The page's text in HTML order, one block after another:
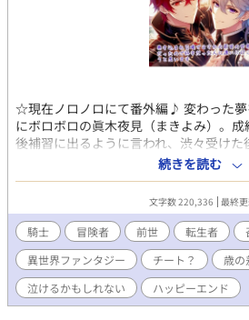
☆現在ノロノロにて番外編♪ 変わった
にボロボロの眞木夜見（まきよみ）。
後補習に出るように言われ、渋々受け
げた瞬間、眩しい光に包まれた。 そっ
っていた４人のクラスメートと一緒に異
た。 夜見は何かの手違いで召喚された
く無一文のまま森へ放り出されるが、
とって前世の世界で……。 第３騎士団長
（夜見） 番号の後の「※」は背後注意
うございます！ ※エールありがとうござ
００文字～３０００文字です ※魔法は白
手が出てくるのは結構先です。申し訳ご
続きを読む
文字数 220,336 最終
騎士 冒険者 前世 転生者
異世界ファンタジー
チート？
歳の
泣けるかもしれない
ハッピーエンド